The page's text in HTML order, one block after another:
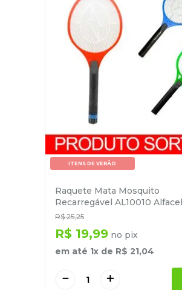
ITENS DE VERÃO
Raquete Mata Mosquito
Recarregável AL10010
R$ 25,25
R$ 19,99 no pix
em até 1x de R$ 21,04
＋
－